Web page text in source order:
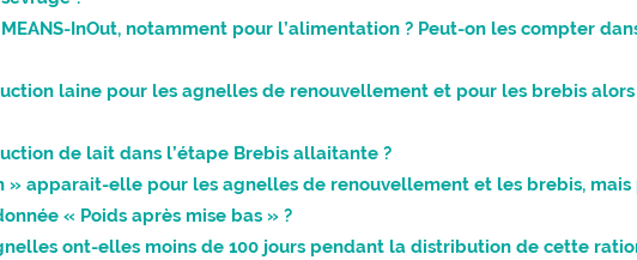
InOut, notamment pour l’alimentation ? Peut-on les compter
laine pour les agnelles de renouvellement et pour les brebis
de lait dans l’étape Brebis allaitante ?
apparait-elle pour les agnelles de renouvellement et les brebis, mais
« Poids après mise bas » ?
ont-elles moins de 100 jours pendant la distribution de cette